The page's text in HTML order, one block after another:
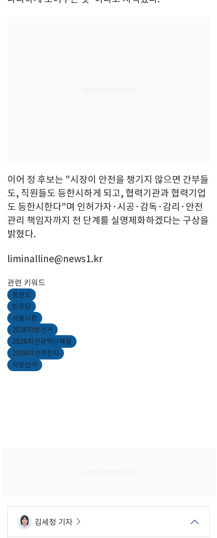
이어 정 후보는 "시장이 안전을 챙기지 않으면 간부들
도, 직원들도 등한시하게 되고, 협력기관과 협력기업
도 등한시한다"며 인허가자·시공·감독·감리·안전
관리 책임자까지 전 단계를 실명제화하겠다는 구상을
밝혔다.
liminalline@news1.kr
관련 키워드
정원오
민주당
서울시장
2026지방선거
2026지선광역단체장
2026지선격전지
지방선거
김세정 기자